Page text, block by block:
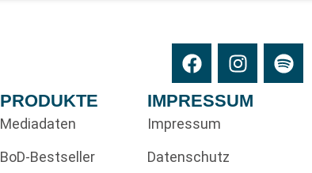
PRODUKTE
Mediadaten
BoD-Bestseller
IMPRESSUM
Impressum
Datenschutz